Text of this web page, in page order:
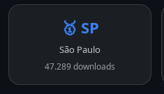
🥇 SP
São Paulo
47.289 downloads